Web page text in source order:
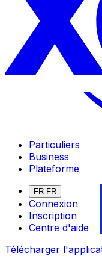
Particuliers
Business
Plateforme
FR-FR
Connexion
Inscription
Centre d'aide
Télécharger